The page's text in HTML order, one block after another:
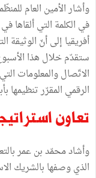
وأشار الأمين العام
في الكلمة التي ألقاها
أفريقيا إلى أنّ الوثيقة
ستقدّم خلال هذا
الاتّصال والمعلومات
الرقمي المقرّر تنظيمها بأبو ظبي
تعاون
وأشاد محمّد بن عمر
الذي وصفها بالشريك